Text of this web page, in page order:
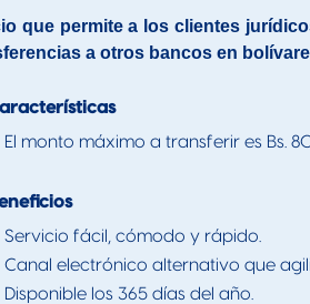
que permite a los clientes
a otros bancos en
El monto máximo a transferir es
Servicio fácil, cómodo y rápido.
Canal electrónico alternativo que
Disponible los 365 días del año.